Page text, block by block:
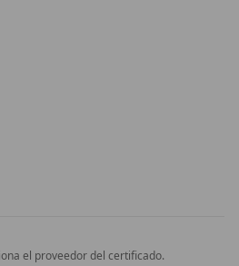
el proveedor del certificado.